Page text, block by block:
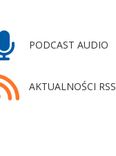
PODCAST AUDIO
AKTUALNOŚCI RSS